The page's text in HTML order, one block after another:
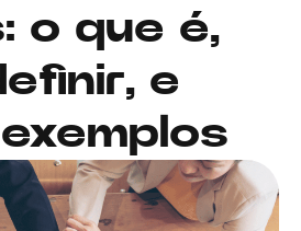
o que é,
e